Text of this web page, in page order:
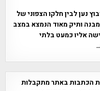
נען לבין חלקו הצפוני של
ותיק מאוד הנמצא במצב
אליו כמעט בלתי
הכתבות באתר מתקבלות